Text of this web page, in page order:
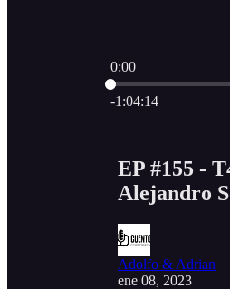
0:00
Hora actual: 0:00 /
-1:04:14
EP #155 -
Alejandro
Adolfo & Adrian
ene 08, 2023